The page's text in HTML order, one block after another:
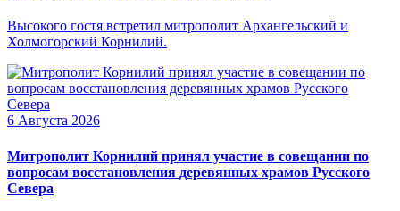
Высокого гостя встретил митрополит Архангельский и
Холмогорский Корнилий.
6 Августа 2026
Митрополит Корнилий принял участие в совещании по
вопросам восстановления деревянных храмов Русского
Севера